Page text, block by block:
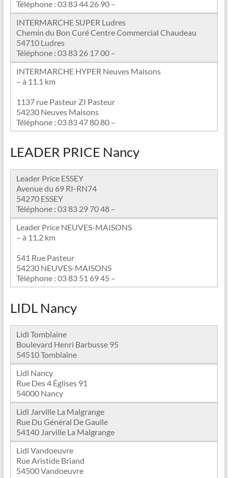
Téléphone : 03 83 44 26 90 –
INTERMARCHE SUPER Ludres
Chemin du Bon Curé Centre Commercial Chaudeau
54710 Ludres
Téléphone : 03 83 26 17 00 –
INTERMARCHE HYPER Neuves Maisons
– à 11.1 km
1137 rue Pasteur ZI Pasteur
54230 Neuves Maisons
Téléphone : 03 83 47 80 80 –
LEADER PRICE Nancy
Leader Price ESSEY
Avenue du 69 RI-RN74
54270 ESSEY
Téléphone : 03 83 29 70 48 –
Leader Price NEUVES-MAISONS
– à 11.2 km
541 Rue Pasteur
54230 NEUVES-MAISONS
Téléphone : 03 83 51 69 45 –
LIDL Nancy
Lidl Tomblaine
Boulevard Henri Barbusse 95
54510 Tomblaine
Lidl Nancy
Rue Des 4 Églises 91
54000 Nancy
Lidl Jarville La Malgrange
Rue Du Général De Gaulle
54140 Jarville La Malgrange
Lidl Vandoeuvre
Rue Aristide Briand
54500 Vandoeuvre